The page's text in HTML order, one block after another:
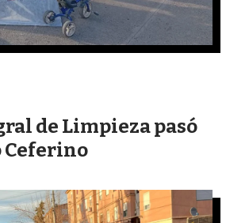
de Limpieza pasó
Ceferino